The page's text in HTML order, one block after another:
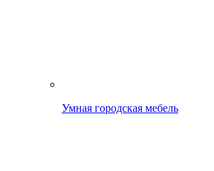
Умная городская мебель